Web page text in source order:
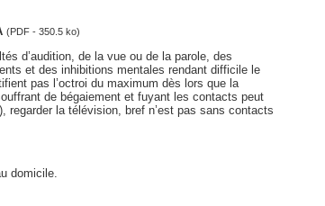
(PDF - 350.5 ko)
d’audition, de la vue ou de la parole, des
et des inhibitions mentales rendant difficile le
pas l’octroi du maximum dès lors que la
de bégaiement et fuyant les contacts peut
regarder la télévision, bref n’est pas sans contacts
domicile.